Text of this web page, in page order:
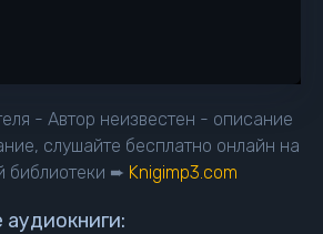
- Автор неизвестен - описание
слушайте бесплатно онлайн на
библиотеки ➨ Knigimp3.com